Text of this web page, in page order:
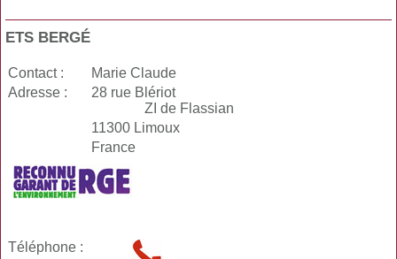
ETS BERGÉ
Contact :
Marie Claude
Adresse :
28 rue Blériot
ZI de Flassian
11300 Limoux
France
Téléphone :